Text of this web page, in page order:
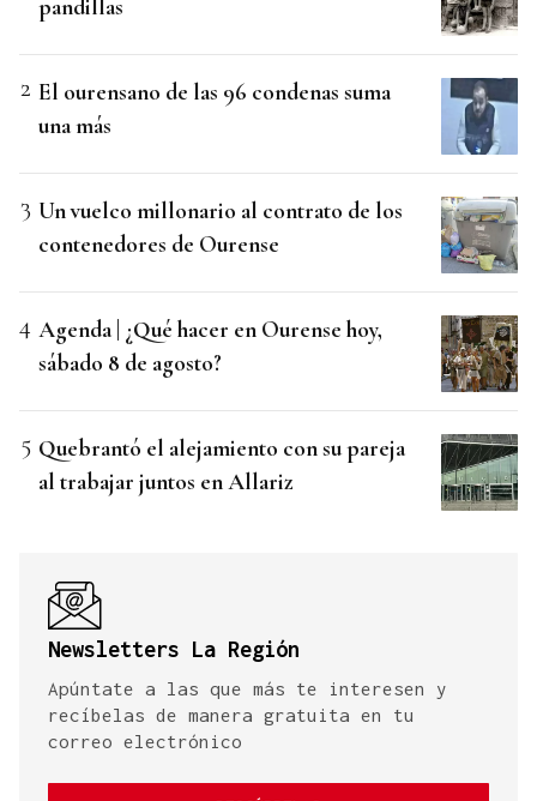
pandillas
El ourensano de las 96 condenas suma
una más
Un vuelco millonario al contrato de los
contenedores de Ourense
Agenda | ¿Qué hacer en Ourense hoy,
sábado 8 de agosto?
Quebrantó el alejamiento con su pareja
al trabajar juntos en Allariz
Newsletters La Región
Apúntate a las que más te interesen y
recíbelas de manera gratuita en tu
correo electrónico